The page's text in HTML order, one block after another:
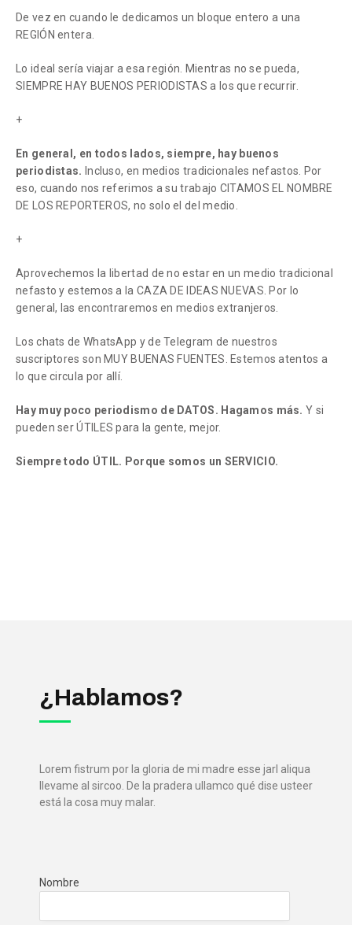
De vez en cuando le dedicamos un bloque entero a una
REGIÓN entera.
Lo ideal sería viajar a esa región. Mientras no se pueda,
SIEMPRE HAY BUENOS PERIODISTAS a los que recurrir.
+
En general, en todos lados, siempre, hay buenos
periodistas. Incluso, en medios tradicionales nefastos. Por
eso, cuando nos referimos a su trabajo CITAMOS EL NOMBRE
DE LOS REPORTEROS, no solo el del medio.
+
Aprovechemos la libertad de no estar en un medio tradicional
nefasto y estemos a la CAZA DE IDEAS NUEVAS. Por lo
general, las encontraremos en medios extranjeros.
Los chats de WhatsApp y de Telegram de nuestros
suscriptores son MUY BUENAS FUENTES. Estemos atentos a
lo que circula por allí.
Hay muy poco periodismo de DATOS. Hagamos más.Y si
pueden ser ÚTILES para la gente, mejor.
Siempre todo ÚTIL. Porque somos un SERVICIO.
¿Hablamos?
Lorem fistrum por la gloria de mi madre esse jarl aliqua
llevame al sircoo. De la pradera ullamco qué dise usteer
está la cosa muy malar.
Nombre